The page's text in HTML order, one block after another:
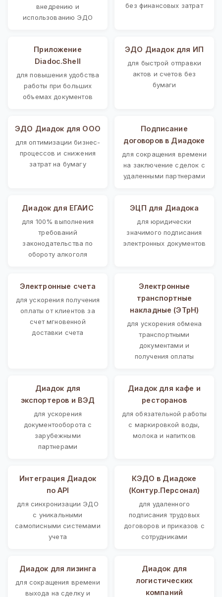
внедрению и
использованию ЭДО
без финансовых затрат
Приложение
Diadoc.Shell
для повышения удобства
работы при больших
объемах документов
ЭДО Диадок для ИП
для быстрой отправки
актов и счетов без
бумаги
ЭДО Диадок для ООО
для оптимизации бизнес-
процессов и снижения
затрат на бумагу
Подписание
договоров в Диадоке
для сокращения времени
на заключение сделок с
удаленными партнерами
Диадок для ЕГАИС
для 100% выполнения
требований
законодательства по
обороту алкоголя
ЭЦП для Диадока
для юридически
значимого подписания
электронных документов
Электронные счета
для ускорения получения
оплаты от клиентов за
счет мгновенной
доставки счета
Электронные
транспортные
накладные (ЭТрН)
для ускорения обмена
транспортными
документами и
получения оплаты
Диадок для
экспортеров и ВЭД
для ускорения
документооборота с
зарубежными
партнерами
Диадок для кафе и
ресторанов
для обязательной работы
с маркировкой воды,
молока и напитков
Интеграция Диадок
по API
для синхронизации ЭДО
с уникальными
самописными системами
учета
КЭДО в Диадоке
(Контур.Персонал)
для удаленного
подписания трудовых
договоров и приказов с
сотрудниками
Диадок для лизинга
для сокращения времени
выхода на сделку и
Диадок для
логистических
компаний